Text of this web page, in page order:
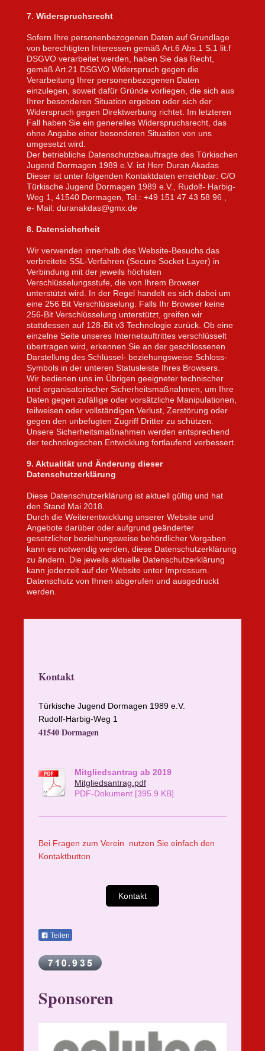
7. Widerspruchsrecht
Sofern Ihre personenbezogenen Daten auf Grundlage
von berechtigten Interessen gemäß Art.6 Abs.1 S.1 lit.f
DSGVO verarbeitet werden, haben Sie das Recht,
gemäß Art.21 DSGVO Widerspruch gegen die
Verarbeitung Ihrer personenbezogenen Daten
einzulegen, soweit dafür Gründe vorliegen, die sich aus
Ihrer besonderen Situation ergeben oder sich der
Widerspruch gegen Direktwerbung richtet. Im letzteren
Fall haben Sie ein generelles Widerspruchsrecht, das
ohne Angabe einer besonderen Situation von uns
umgesetzt wird.
Der betriebliche Datenschutzbeauftragte des Türkischen
Jugend Dormagen 1989 e.V. ist Herr Duran Akadas
Dieser ist unter folgenden Kontaktdaten erreichbar: C/O
Türkische Jugend Dormagen 1989 e.V., Rudolf- Harbig-
Weg 1, 41540 Dormagen, Tel.: +49 151 47 43 58 96 ,
e- Mail: duranakdas@gmx.de
8. Datensicherheit
Wir verwenden innerhalb des Website-Besuchs das
verbreitete SSL-Verfahren (Secure Socket Layer) in
Verbindung mit der jeweils höchsten
Verschlüsselungsstufe, die von Ihrem Browser
unterstützt wird. In der Regel handelt es sich dabei um
eine 256 Bit Verschlüsselung. Falls Ihr Browser keine
256-Bit Verschlüsselung unterstützt, greifen wir
stattdessen auf 128-Bit v3 Technologie zurück. Ob eine
einzelne Seite unseres Internetauftrittes verschlüsselt
übertragen wird, erkennen Sie an der geschlossenen
Darstellung des Schlüssel- beziehungsweise Schloss-
Symbols in der unteren Statusleiste Ihres Browsers.
Wir bedienen uns im Übrigen geeigneter technischer
und organisatorischer Sicherheitsmaßnahmen, um Ihre
Daten gegen zufällige oder vorsätzliche Manipulationen,
teilweisen oder vollständigen Verlust, Zerstörung oder
gegen den unbefugten Zugriff Dritter zu schützen.
Unsere Sicherheitsmaßnahmen werden entsprechend
der technologischen Entwicklung fortlaufend verbessert.
9. Aktualität und Änderung dieser
Datenschutzerklärung
Diese Datenschutzerklärung ist aktuell gültig und hat
den Stand Mai 2018.
Durch die Weiterentwicklung unserer Website und
Angebote darüber oder aufgrund geänderter
gesetzlicher beziehungsweise behördlicher Vorgaben
kann es notwendig werden, diese Datenschutzerklärung
zu ändern. Die jeweils aktuelle Datenschutzerklärung
kann jederzeit auf der Website unter Impressum.
Datenschutz von Ihnen abgerufen und ausgedruckt
werden.
Kontakt
Türkische Jugend Dormagen 1989 e.V.
Rudolf-Harbig-Weg 1
41540 Dormagen
Mitgliedsantrag ab 2019
Mitgliedsantrag.pdf
PDF-Dokument [395.9 KB]
Bei Fragen zum Verein nutzen Sie einfach den
Kontaktbutton
Kontakt
Teilen
Sponsoren